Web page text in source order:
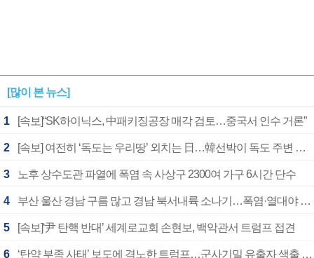
[많이 본 뉴스]
1 [속보]“SK하이닉스, 中패키징공장 매각 검토…중국서 인수 거론”
2 [속보] 여전히 ‘독도는 우리땅’ 외치는 日…韓선박이 독도 주변 해양조사 활동하자 반발
3 노후 상수도관 파열에 폭염 속 사상구 2300여 가구 6시간 단수
4 부산 울산 경남 구름 많고 경남 북서내륙 소나기…폭염·열대야 계속
5 [속보]‘尹 탄핵 반대’ 세계로교회 손현보, 백악관서 트럼프 접견
6 ‘탄약 부족 사태’ 보도에 격노한 트럼프…군사기밀 유출자 색출 지시